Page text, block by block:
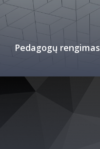
Pedagogų rengimas